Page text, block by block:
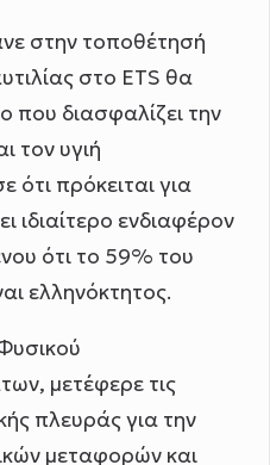
στην τοποθέτησή
στο ETS θα
που διασφαλίζει την
τον υγιή
πρόκειται για
ιδιαίτερο ενδιαφέρον
ότι το 59% του
ελληνόκτητος.
μετέφερε τις
πλευράς για την
μεταφορών και